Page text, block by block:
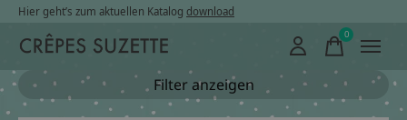
Hier geht’s zum aktuellen Katalog download
0items
Filter anzeigen